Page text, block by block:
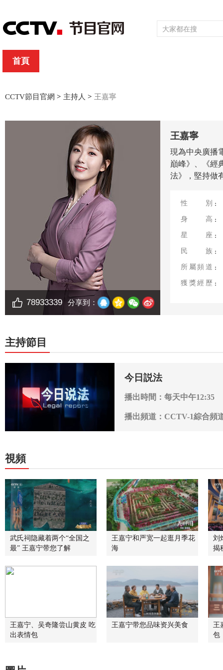
首頁
CCTV節目官網 > 主持人 > 王嘉寧
78933339 分享到：
王嘉寧
現為中央廣播
巔峰》、《經
法》，堅持做
性別
身高
星座
民族
所屬頻道
獲獎經歷
主持節目
今日説法
播出時間：每天中午12:35
播出頻道：CCTV-1綜合頻
視頻
武氏祠隐藏着两个“全国之
最” 王嘉宁带您了解
王嘉宁和严宽一起逛月季花
海
刘
揭
王嘉宁、吴奇隆尝山黄皮 吃
出表情包
王嘉宁带您品味资兴美食
王
包